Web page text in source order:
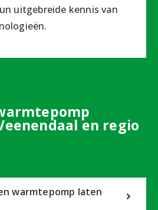
uitgebreide kennis van
en regio
warmtepomp laten